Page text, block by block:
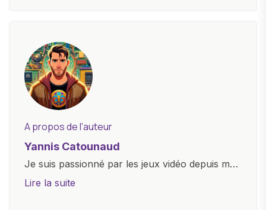
A propos de l'auteur
Yannis Catounaud
Je suis passionné par les jeux vidéo depuis mon
plus jeune âge. Mon amour pour l'univers
Lire la suite